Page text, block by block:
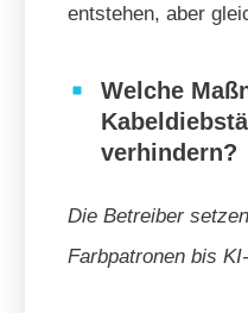
entstehen, aber
Welche
verhindern?
Die Betreiber
Farbpatronen bis